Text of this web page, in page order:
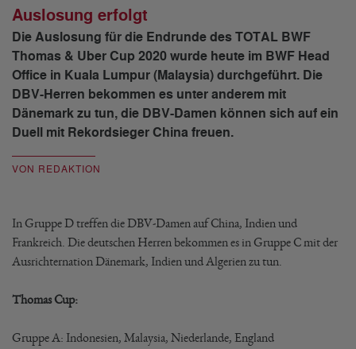
Auslosung erfolgt
Die Auslosung für die Endrunde des TOTAL BWF
Thomas & Uber Cup 2020 wurde heute im BWF Head
Office in Kuala Lumpur (Malaysia) durchgeführt. Die
DBV-Herren bekommen es unter anderem mit
Dänemark zu tun, die DBV-Damen können sich auf ein
Duell mit Rekordsieger China freuen.
VON REDAKTION
In Gruppe D treffen die DBV-Damen auf China, Indien und
Frankreich. Die deutschen Herren bekommen es in Gruppe C mit der
Ausrichternation Dänemark, Indien und Algerien zu tun.
Thomas Cup:
Gruppe A: Indonesien, Malaysia, Niederlande, England